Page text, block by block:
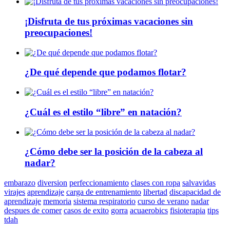
¡Disfruta de tus próximas vacaciones sin
preocupaciones!
¿De qué depende que podamos flotar?
¿Cuál es el estilo “libre” en natación?
¿Cómo debe ser la posición de la cabeza al
nadar?
embarazo diversion perfeccionamiento clases con ropa salvavidas
virajes aprendizaje carga de entrenamiento libertad discapacidad de
aprendizaje memoria sistema respiratorio curso de verano nadar
despues de comer casos de exito gorra acuaerobics fisioterapia tips
tdah